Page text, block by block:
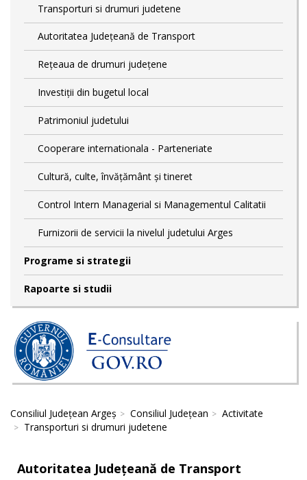
Transporturi si drumuri judetene
Autoritatea Județeană de Transport
Rețeaua de drumuri județene
Investiții din bugetul local
Patrimoniul judetului
Cooperare internationala - Parteneriate
Cultură, culte, învățământ și tineret
Control Intern Managerial si Managementul Calitatii
Furnizorii de servicii la nivelul judetului Arges
Programe si strategii
Rapoarte si studii
Consiliul Județean Argeș Consiliul Județean
Activitate
Transporturi si drumuri judetene
Autoritatea Județeană de Transport